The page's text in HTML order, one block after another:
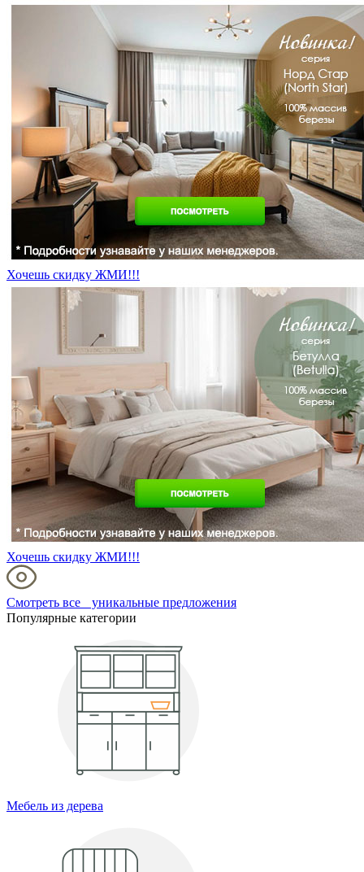
Хочешь скидку ЖМИ!!!
Хочешь скидку ЖМИ!!!
Смотреть все уникальные предложения
Популярные категории
Мебель из дерева